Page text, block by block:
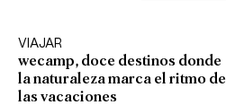
VIAJAR
wecamp, doce destinos donde
la naturaleza marca el ritmo de
las vacaciones